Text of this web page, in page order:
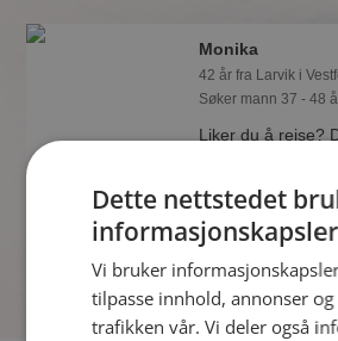
Monika
42 år fra Larvik i
Søker mann 37 - 48
Liker du å reise?
spennende fakta.
Dette nettstedet
informasjonskapsler
Vi bruker
tilpasse innhold, annonser og
trafikken vår. Vi deler også